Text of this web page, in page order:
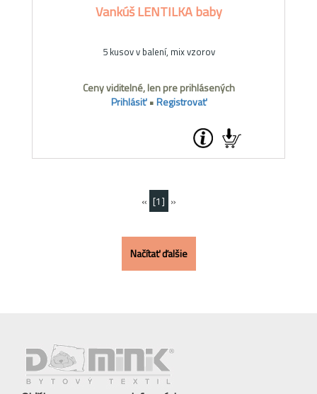
Vankúš LENTILKA baby
5 kusov v balení, mix vzorov
Ceny viditelné, len pre prihlásených
Prihlásiť•Registrovať
« [1] »
Načítať ďalšie